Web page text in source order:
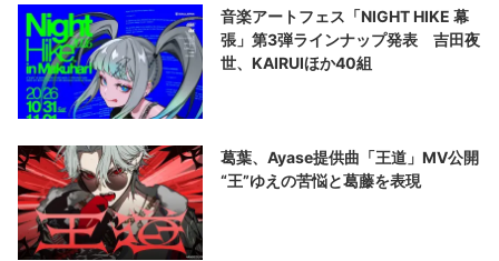
音楽アートフェス「NIGHT HIKE 幕
張」第3弾ラインナップ発表 吉田夜
世、KAIRUIほか40組
葛葉、Ayase提供曲「王道」MV公開
“王”ゆえの苦悩と葛藤を表現